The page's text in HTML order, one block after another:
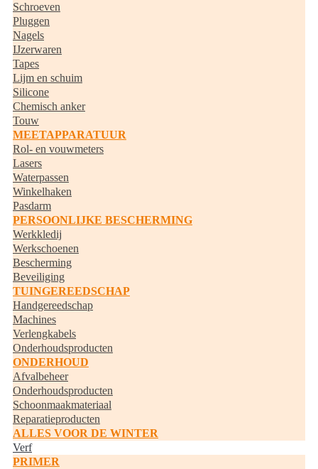
Schroeven
Pluggen
Nagels
IJzerwaren
Tapes
Lijm en schuim
Silicone
Chemisch anker
Touw
MEETAPPARATUUR
Rol- en vouwmeters
Lasers
Waterpassen
Winkelhaken
Pasdarm
PERSOONLIJKE BESCHERMING
Werkkledij
Werkschoenen
Bescherming
Beveiliging
TUINGEREEDSCHAP
Handgereedschap
Machines
Verlengkabels
Onderhoudsproducten
ONDERHOUD
Afvalbeheer
Onderhoudsproducten
Schoonmaakmateriaal
Reparatieproducten
ALLES VOOR DE WINTER
Verf
PRIMER